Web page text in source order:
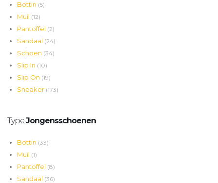
Bottin (5)
Muil (12)
Pantoffel (2)
Sandaal (24)
Schoen (34)
Slip In (10)
Slip On (19)
Sneaker (173)
TypeJongensschoenen
Bottin (33)
Muil (1)
Pantoffel (8)
Sandaal (36)